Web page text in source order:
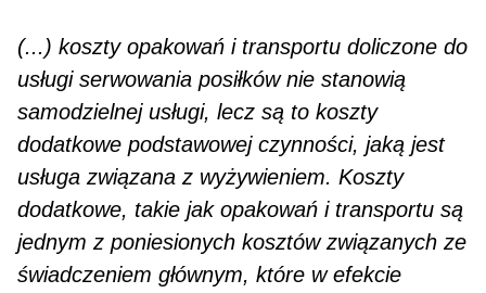
(...) koszty opakowań i transportu doliczone do
usługi serwowania posiłków nie stanowią
samodzielnej usługi, lecz są to koszty
dodatkowe podstawowej czynności, jaką jest
usługa związana z wyżywieniem. Koszty
dodatkowe, takie jak opakowań i transportu są
jednym z poniesionych kosztów związanych ze
świadczeniem głównym, które w efekcie